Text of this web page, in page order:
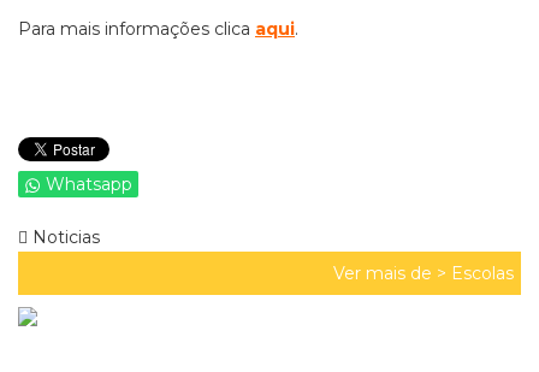
Para mais informações clica aqui.
Whatsapp
Noticias
Ver mais de > Escolas